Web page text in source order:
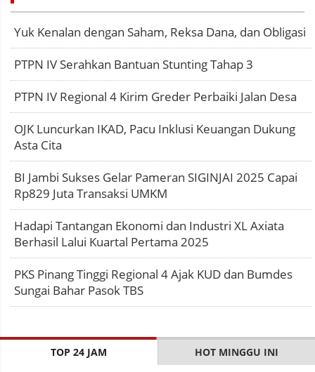
Yuk Kenalan dengan Saham, Reksa Dana, dan Obligasi
PTPN IV Serahkan Bantuan Stunting Tahap 3
PTPN IV Regional 4 Kirim Greder Perbaiki Jalan Desa
OJK Luncurkan IKAD, Pacu Inklusi Keuangan Dukung
Asta Cita
BI Jambi Sukses Gelar Pameran SIGINJAI 2025 Capai
Rp829 Juta Transaksi UMKM
Hadapi Tantangan Ekonomi dan Industri XL Axiata
Berhasil Lalui Kuartal Pertama 2025
PKS Pinang Tinggi Regional 4 Ajak KUD dan Bumdes
Sungai Bahar Pasok TBS
TOP 24 JAM HOT MINGGU INI